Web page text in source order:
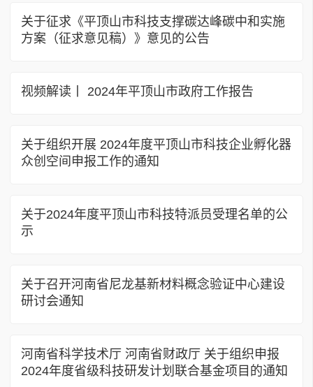
关于征求《平顶山市科技支撑碳达峰碳中和实施
方案（征求意见稿）》意见的公告
视频解读丨 2024年平顶山市政府工作报告
关于组织开展 2024年度平顶山市科技企业孵化器
众创空间申报工作的通知
关于2024年度平顶山市科技特派员受理名单的公
示
关于召开河南省尼龙基新材料概念验证中心建设
研讨会通知
河南省科学技术厅 河南省财政厅 关于组织申报
2024年度省级科技研发计划联合基金项目的通知